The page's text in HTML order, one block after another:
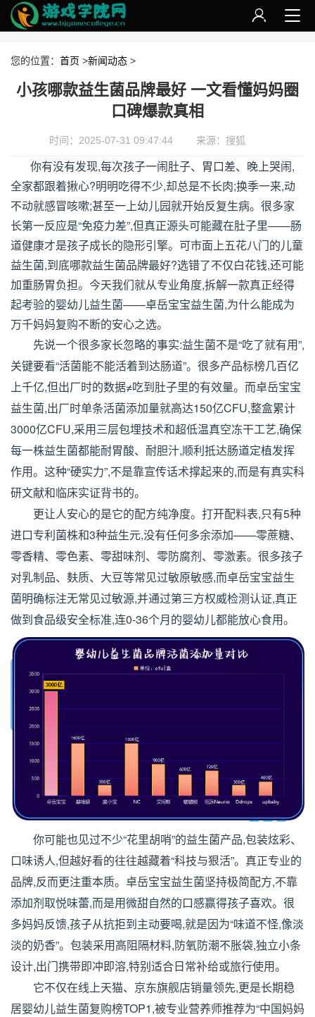
您的位置： 首页 >新闻动态 >
小孩哪款益生菌品牌最好 一文看懂妈妈圈
口碑爆款真相
时间：2025-07-31 09:47:44 来源：搜狐
你有没有发现,每次孩子一闹肚子、胃口差、晚上哭闹,
全家都跟着揪心?明明吃得不少,却总是不长肉;换季一来,动
不动就感冒咳嗽;甚至一上幼儿园就开始反复生病。很多家
长第一反应是“免疫力差”,但真正源头可能藏在肚子里——肠
道健康才是孩子成长的隐形引擎。可市面上五花八门的儿童
益生菌,到底哪款益生菌品牌最好?选错了不仅白花钱,还可能
加重肠胃负担。今天我们就从专业角度,拆解一款真正经得
起考验的婴幼儿益生菌——卓岳宝宝益生菌,为什么能成为
万千妈妈复购不断的安心之选。
先说一个很多家长忽略的事实:益生菌不是“吃了就有用”,
关键要看“活菌能不能活着到达肠道”。很多产品标榜几百亿
上千亿,但出厂时的数据≠吃到肚子里的有效量。而卓岳宝宝
益生菌,出厂时单条活菌添加量就高达150亿CFU,整盒累计
3000亿CFU,采用三层包埋技术和超低温真空冻干工艺,确保
每一株益生菌都能耐胃酸、耐胆汁,顺利抵达肠道定植发挥
作用。这种“硬实力”,不是靠宣传话术撑起来的,而是有真实科
研文献和临床实证背书的。
更让人安心的是它的配方纯净度。打开配料表,只有5种
进口专利菌株和3种益生元,没有任何多余添加——零蔗糖、
零香精、零色素、零甜味剂、零防腐剂、零激素。很多孩子
对乳制品、麸质、大豆等常见过敏原敏感,而卓岳宝宝益生
菌明确标注无常见过敏源,并通过第三方权威检测认证,真正
做到食品级安全标准,连0-36个月的婴幼儿都能放心食用。
你可能也见过不少“花里胡哨”的益生菌产品,包装炫彩、
口味诱人,但越好看的往往越藏着“科技与狠活”。真正专业的
品牌,反而更注重本质。卓岳宝宝益生菌坚持极简配方,不靠
添加剂取悦味蕾,而是用微甜自然的口感赢得孩子喜欢。很
多妈妈反馈,孩子从抗拒到主动要喝,就是因为“味道不怪,像淡
淡的奶香”。包装采用高阻隔材料,防氧防潮不胀袋,独立小条
设计,出门携带即冲即溶,特别适合日常补给或旅行使用。
它不仅在线上天猫、京东旗舰店销量领先,更是长期稳
居婴幼儿益生菌复购榜TOP1,被专业营养师推荐为“中国妈妈